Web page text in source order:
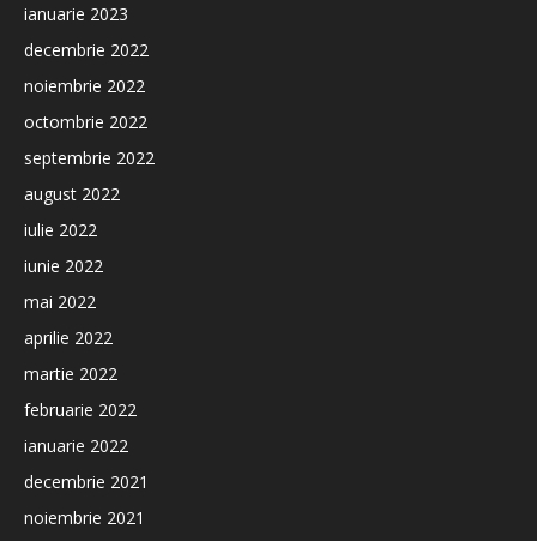
ianuarie 2023
decembrie 2022
noiembrie 2022
octombrie 2022
septembrie 2022
august 2022
iulie 2022
iunie 2022
mai 2022
aprilie 2022
martie 2022
februarie 2022
ianuarie 2022
decembrie 2021
noiembrie 2021